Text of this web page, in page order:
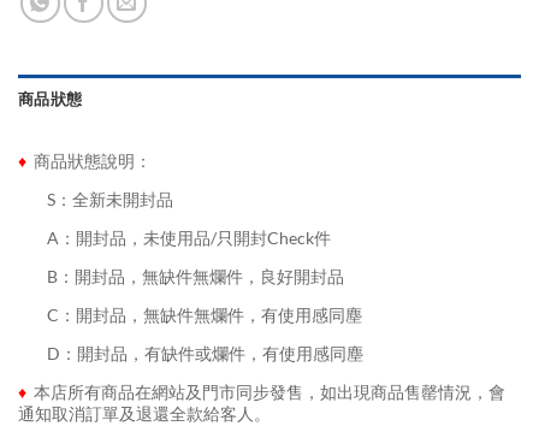
商品狀態
♦ 商品狀態說明：
S：全新未開封品
A：開封品，未使用品/只開封Check件
B：開封品，無缺件無爛件，良好開封品
C：開封品，無缺件無爛件，有使用感同塵
D：開封品，有缺件或爛件，有使用感同塵
♦ 本店所有商品在網站及門市同步發售，如出現商品售罄情況，會
通知取消訂單及退還全款給客人。